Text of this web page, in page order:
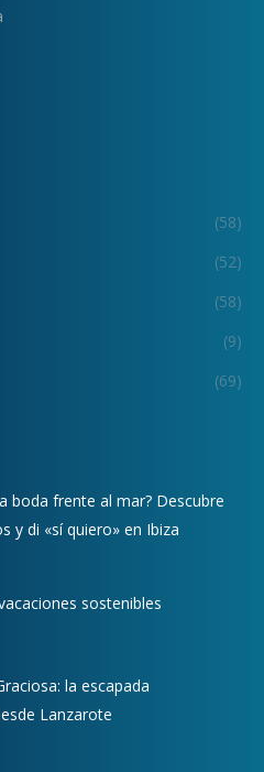
(58)
(52)
(58)
(9)
(69)
boda frente al mar? Descubre
y di «sí quiero» en Ibiza
sostenibles
la escapada
Lanzarote